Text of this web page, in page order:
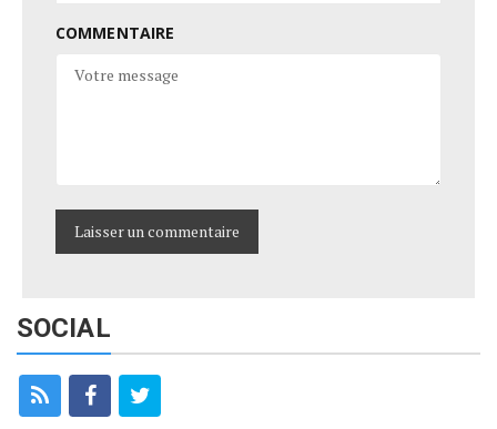
COMMENTAIRE
SOCIAL